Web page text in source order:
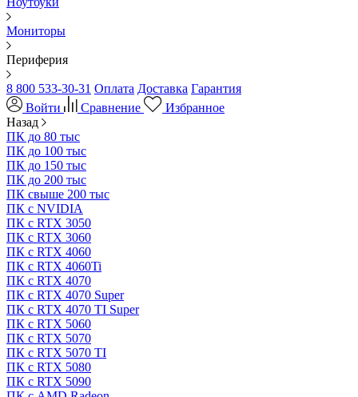
Мониторы
Периферия
8 800 533-30-31 Оплата Доставка Гарантия
Войти
Сравнение
Избранное
Назад
ПК до 80 тыс
ПК до 100 тыс
ПК до 150 тыс
ПК до 200 тыс
ПК свыше 200 тыс
ПК с NVIDIA
ПК с RTX 3050
ПК с RTX 3060
ПК с RTX 4060
ПК с RTX 4060Ti
ПК с RTX 4070
ПК с RTX 4070 Super
ПК с RTX 4070 TI Super
ПК с RTX 5060
ПК с RTX 5070
ПК с RTX 5070 TI
ПК с RTX 5080
ПК с RTX 5090